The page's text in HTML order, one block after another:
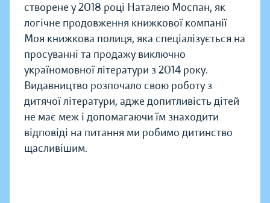
створене у 2018 році Наталею Моспан, як
логічне продовження книжкової компанії
Моя книжкова полиця, яка спеціалізується на
просуванні та продажу виключно
україномовної літератури з 2014 року.
Видавництво розпочало свою роботу з
дитячої літератури, адже допитливість дітей
не має меж і допомагаючи їм знаходити
відповіді на питання ми робимо дитинство
щасливішим.